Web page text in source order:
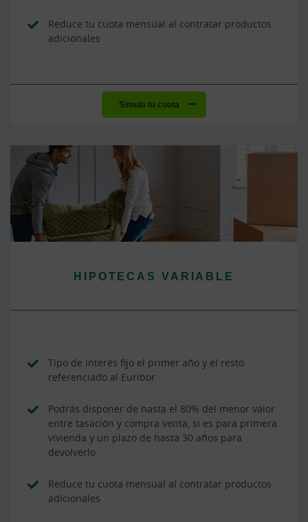
Reduce tu cuota mensual al contratar productos
adicionales
Simula tu cuota
HIPOTECAS VARIABLE
Tipo de interés fijo el primer año y el resto
referenciado al Euribor
Podrás disponer de hasta el 80% del menor valor
entre tasación y compra venta, si es para primera
vivienda y un plazo de hasta 30 años para
devolverlo
Reduce tu cuota mensual al contratar productos
adicionales